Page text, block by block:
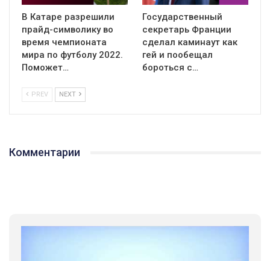
В Катаре разрешили
прайд-символику во
время чемпионата
мира по футболу 2022.
Поможет…
Государственный
секретарь Франции
сделал каминаут как
гей и пообещал
бороться с…
PREV NEXT
Комментарии
5/17/2020